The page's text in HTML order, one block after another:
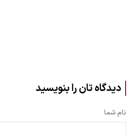
دیدگاه تان را بنویسید
نام شما